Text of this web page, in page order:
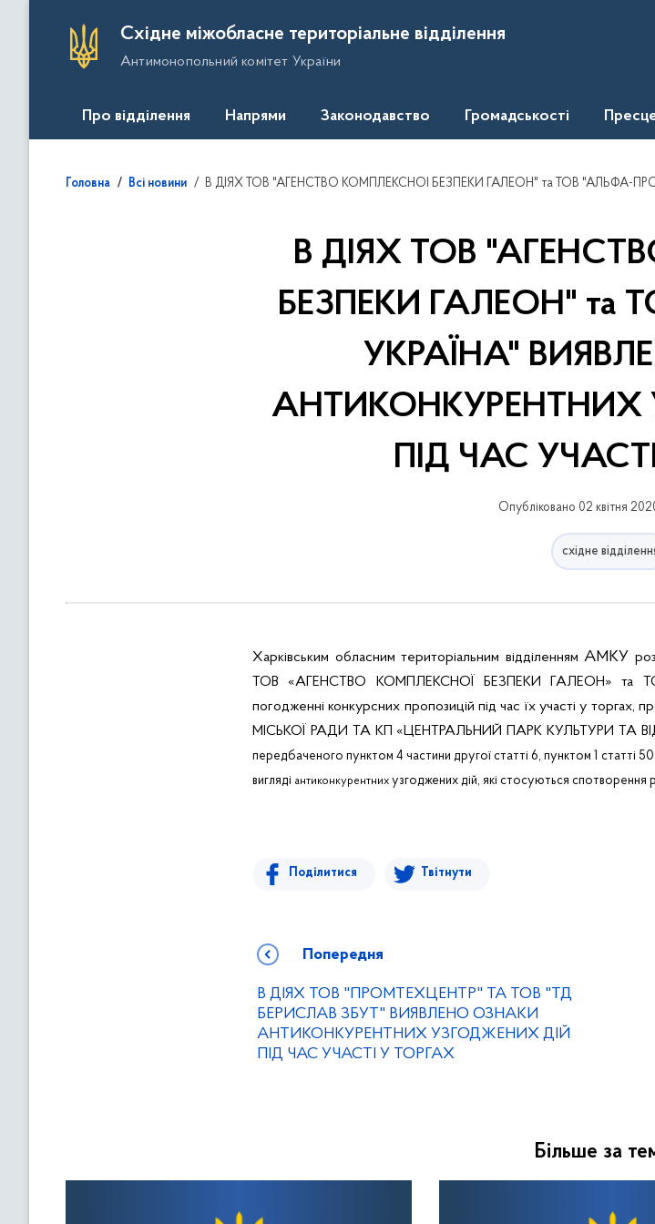
Східне міжобласне територіальне відділення
Антимонопольний комітет України
Про відділення Напрями Законодавство Громадськості
Головна Всі новини В ДІЯХ ТОВ "АГЕНСТВО КОМПЛЕКСНОЇ БЕЗПЕКИ ГАЛЕОН" та ТОВ "АЛЬФА-ПРОФ УКРАЇНА" ВИЯВЛЕНО ОЗНАКИ АНТИКОНКУРЕНТНИХ УЗГОДЖЕНИХ ДІЙ
В ДІЯХ ТОВ
БЕЗПЕКИ ГАЛЕОН" та
УКРАЇНА"
АНТИКОНКУРЕНТНИХ
ПІД ЧАС
Опубліковано 02 квітня
східне
Харківським обласним територіальним відділенням АМКУ
ТОВ «АГЕНСТВО КОМПЛЕКСНОЇ БЕЗПЕКИ ГАЛЕОН» та
погодженні конкурсних пропозицій під час їх участі у
МІСЬКОЇ РАДИ ТА КП «ЦЕНТРАЛЬНИЙ ПАРК КУЛЬТУРИ ТА
передбаченого пунктом 4 частини другої статті 6, пунктом 1 статті
вигляді антиконкурентних узгоджених дій, які стосуються спотворення
Поділитися Твітнути
Попередня
В ДІЯХ ТОВ "ПРОМТЕХЦЕНТР" ТА ТОВ "ТД
БЕРИСЛАВ ЗБУТ" ВИЯВЛЕНО ОЗНАКИ
АНТИКОНКУРЕНТНИХ УЗГОДЖЕНИХ ДІЙ
ПІД ЧАС УЧАСТІ У ТОРГАХ
Більше за